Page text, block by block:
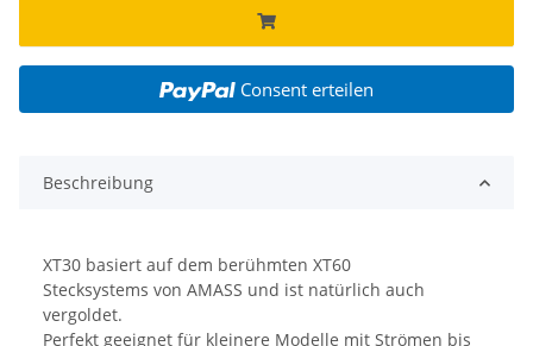
Consent erteilen
Beschreibung
XT30 basiert auf dem berühmten XT60
Stecksystems von AMASS und ist natürlich auch
vergoldet.
Perfekt geeignet für kleinere Modelle mit Strömen bis